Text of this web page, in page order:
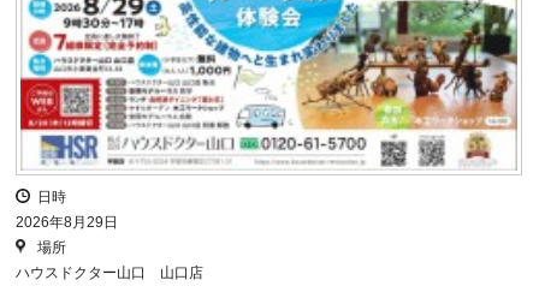
日時
2026年8月29日
場所
ハウスドクター山口 山口店